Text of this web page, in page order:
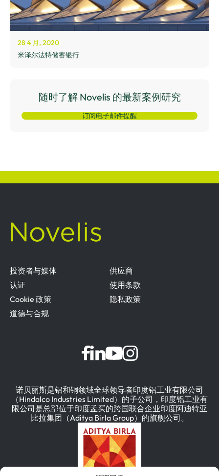
28 4 月, 2020
米泽尔法特储蓄银行
随时了解 Novelis 的最新案例研究
订阅电子邮件提醒
投资者与媒体
供应商
认证
使用条款
Cookie 政策
隐私政策
道德与合规
诺贝丽斯是铝和铜领域全球领导者印度铝工业有限公司
（Hindalco Industries Limited）的子公司，印度铝工业有
限公司是总部位于印度孟买的跨国联合企业印度阿迪特亚
比拉集团（Aditya Birla Group）的旗舰公司。